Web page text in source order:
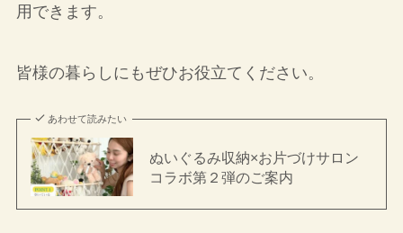
用できます。
皆様の暮らしにもぜひお役立てください。
あわせて読みたい
ぬいぐるみ収納×お片づけサロン
コラボ第２弾のご案内